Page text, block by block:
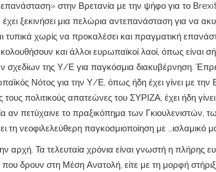
στην Βρετανία με την ψήφο για το
έχει ξεκινήσει μια πελώρια αντεπανάσταση για να
χωρίς να προκαλέσει και πραγματική
και άλλοι ευρωπαϊκοί λαοί, όπως είναι
σχεδίων της Υ/Ε για παγκόσμια διακυβέρνηση.
Νότος για την Υ/Ε, όπως ήδη έχει γίνει με
τους πολιτικούς απατεώνες του ΣΥΡΙΖΑ, έχει ήδη
αν πετύχαινε το πραξικόπημα των Γκιουλενιστών,
τη νεοφιλελεύθερη παγκοσμιοποίηση με …ισλαμικό
Τα τελευταία χρόνια είναι γνωστή η πλήρης
δρουν στη Μέση Ανατολή, είτε με τη μορφή